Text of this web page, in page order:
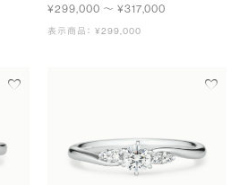
¥299,000 〜 ¥317,000
表示商品： ¥299,000